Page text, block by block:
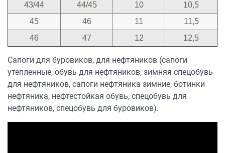
43/44
44/45 10
10,5
45
46 11
11,5
46
47 12 12,5
Сапоги для буровиков, для нефтяников (сапоги
утепленные, обувь для нефтяников, зимняя спецобувь
для нефтяников, сапоги нефтяника зимние, ботинки
нефтяника, нефтестойкая обувь, спецобувь для
нефтяников, спецобувь для буровиков).